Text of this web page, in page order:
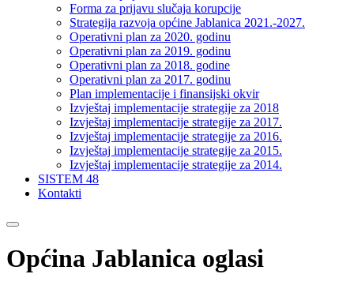
Forma za prijavu slučaja korupcije
Strategija razvoja općine Jablanica 2021.-2027.
Operativni plan za 2020. godinu
Operativni plan za 2019. godinu
Operativni plan za 2018. godine
Operativni plan za 2017. godinu
Plan implementacije i finansijski okvir
Izvještaj implementacije strategije za 2018
Izvještaj implementacije strategije za 2017.
Izvještaj implementacije strategije za 2016.
Izvještaj implementacije strategije za 2015.
Izvještaj implementacije strategije za 2014.
SISTEM 48
Kontakti
Općina Jablanica oglasi